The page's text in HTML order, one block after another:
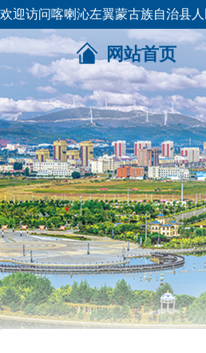
欢迎访问喀喇沁左翼蒙古族自治县人
网站首页